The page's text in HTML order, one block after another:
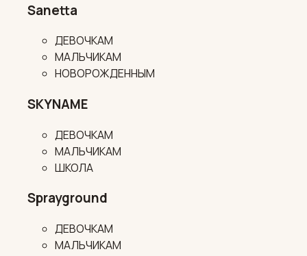
Sanetta
ДЕВОЧКАМ
МАЛЬЧИКАМ
НОВОРОЖДЕННЫМ
SKYNAME
ДЕВОЧКАМ
МАЛЬЧИКАМ
ШКОЛА
Sprayground
ДЕВОЧКАМ
МАЛЬЧИКАМ